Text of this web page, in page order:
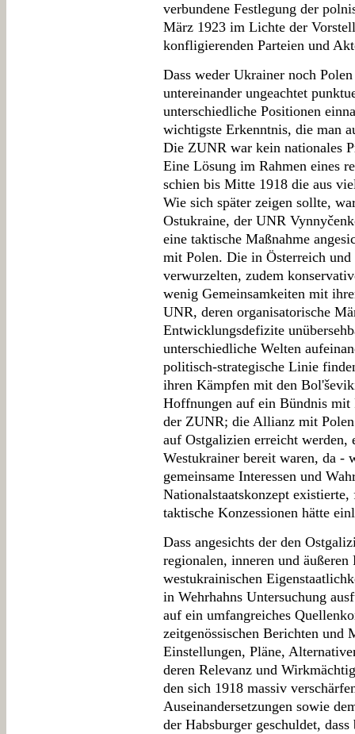
verbundene Festlegung der
März 1923 im Lichte der
konfligierenden Parteien und
Dass weder Ukrainer noch
untereinander ungeachtet
unterschiedliche Positionen
wichtigste Erkenntnis, die man
Die ZUNR war kein nationales
Eine Lösung im Rahmen eines
schien bis Mitte 1918 die aus
Wie sich später zeigen sollte,
Ostukraine, der UNR
eine taktische Maßnahme
mit Polen. Die in Österreich
verwurzelten, zudem
wenig Gemeinsamkeiten mit
UNR, deren organisatorische
Entwicklungsdefizite
unterschiedliche Welten
politisch-strategische Linie
ihren Kämpfen mit den
Hoffnungen auf ein Bündnis mit
der ZUNR; die Allianz mit
auf Ostgalizien erreicht werden,
Westukrainer bereit waren, da -
gemeinsame Interessen und
Nationalstaatskonzept
taktische Konzessionen hätte
Dass angesichts der den
regionalen, inneren und
westukrainischen
in Wehrhahns Untersuchung
auf ein umfangreiches
zeitgenössischen Berichten und
Einstellungen, Pläne,
deren Relevanz und
den sich 1918 massiv
Auseinandersetzungen sowie
der Habsburger geschuldet,